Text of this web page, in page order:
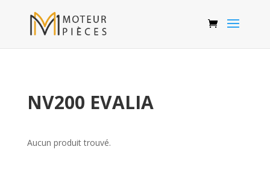
NV200 EVALIA
Aucun produit trouvé.